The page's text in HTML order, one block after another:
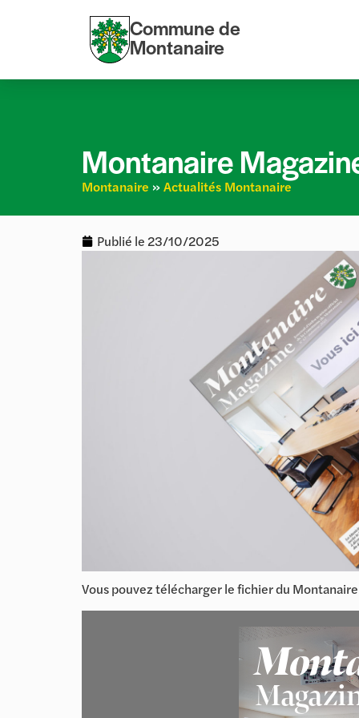
Commune de
Montanaire
Montanaire
Montanaire »Actualités Montanaire
Publié le23/10/2025
Vous pouvez télécharger le fichier du